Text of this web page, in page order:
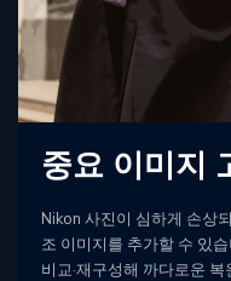
중요 이미지
Nikon 사진이 심하게 손상
조 이미지를 추가할 수 있
비교·재구성해 까다로운